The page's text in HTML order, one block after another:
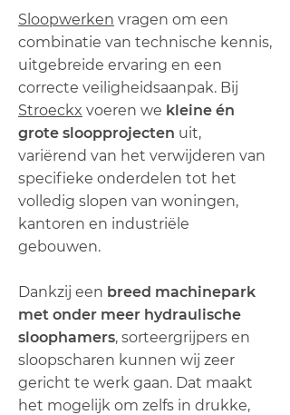
Sloopwerken vragen om een
combinatie van technische kennis,
uitgebreide ervaring en een
correcte veiligheidsaanpak. Bij
Stroeckx voeren we kleine én
grote sloopprojecten uit,
variërend van het verwijderen van
specifieke onderdelen tot het
volledig slopen van woningen,
kantoren en industriële
gebouwen.
Dankzij een breed machinepark
met onder meer hydraulische
sloophamers, sorteergrijpers en
sloopscharen kunnen wij zeer
gericht te werk gaan. Dat maakt
het mogelijk om zelfs in drukke,